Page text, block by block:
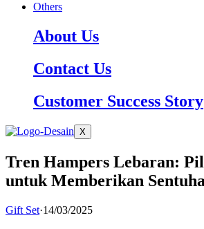
Others
About Us
Contact Us
Customer Success Story
X
Tren Hampers Lebaran:
untuk Memberikan
Gift Set·14/03/2025